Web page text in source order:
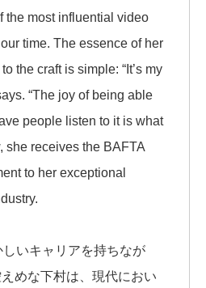
the most influential video
time. The essence of her
the craft is simple: “It’s my
“The joy of being able
people listen to it is what
she receives the BAFTA
to her exceptional
いキャリアを持ちなが
めな下村は、現代におい